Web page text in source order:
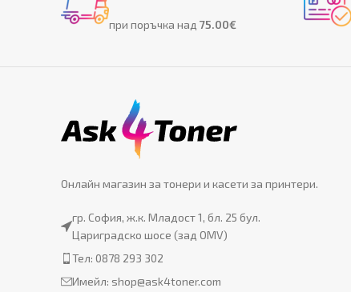
при поръчка над 75.00€
Онлайн магазин за тонери и касети за принтери.
гр. София, ж.к. Младост 1, бл. 25 бул.
Цариградско шосе (зад OMV)
Тел: 0878 293 302
Имейл: shop@ask4toner.com